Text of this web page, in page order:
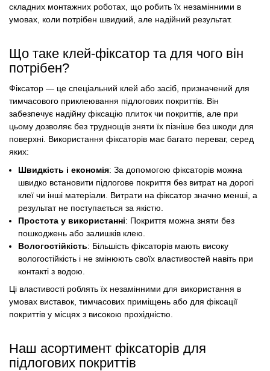
складних монтажних роботах, що робить їх незамінними в
умовах, коли потрібен швидкий, але надійний результат.
Що таке клей-фіксатор та для чого він
потрібен?
Фіксатор — це спеціальний клей або засіб, призначений для
тимчасового приклеювання підлогових покриттів. Він
забезпечує надійну фіксацію плиток чи покриттів, але при
цьому дозволяє без труднощів зняти їх пізніше без шкоди для
поверхні. Використання фіксаторів має багато переваг, серед
яких:
Швидкість і економія: За допомогою фіксаторів можна
швидко встановити підлогове покриття без витрат на дорогі
клеї чи інші матеріали. Витрати на фіксатор значно менші, а
результат не поступається за якістю.
Простота у використанні: Покриття можна зняти без
пошкоджень або залишків клею.
Вологостійкість: Більшість фіксаторів мають високу
вологостійкість і не змінюють своїх властивостей навіть при
контакті з водою.
Ці властивості роблять їх незамінними для використання в
умовах виставок, тимчасових приміщень або для фіксації
покриттів у місцях з високою прохідністю.
Наш асортимент фіксаторів для
підлогових покриттів